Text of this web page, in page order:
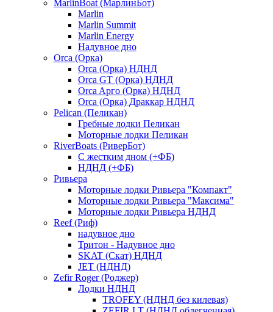
MarlinBoat (МарлинБот)
Marlin
Marlin Summit
Marlin Energy
Надувное дно
Orca (Орка)
Orca (Орка) НДНД
Orca GT (Орка) НДНД
Orca Aрго (Орка) НДНД
Orca (Орка) Драккар НДНД
Pelican (Пеликан)
Гребные лодки Пеликан
Моторные лодки Пеликан
RiverBoats (РиверБот)
С жестким дном (+ФБ)
НДНД (+ФБ)
Ривьера
Моторные лодки Ривьера "Компакт"
Моторные лодки Ривьера "Максима"
Моторные лодки Ривьера НДНД
Reef (Риф)
надувное дно
Тритон - Надувное дно
SKAT (Скат) НДНД
JET (НДНД)
Zefir Roger (Роджер)
Лодки НДНД
TROFEY (НДНД без килевая)